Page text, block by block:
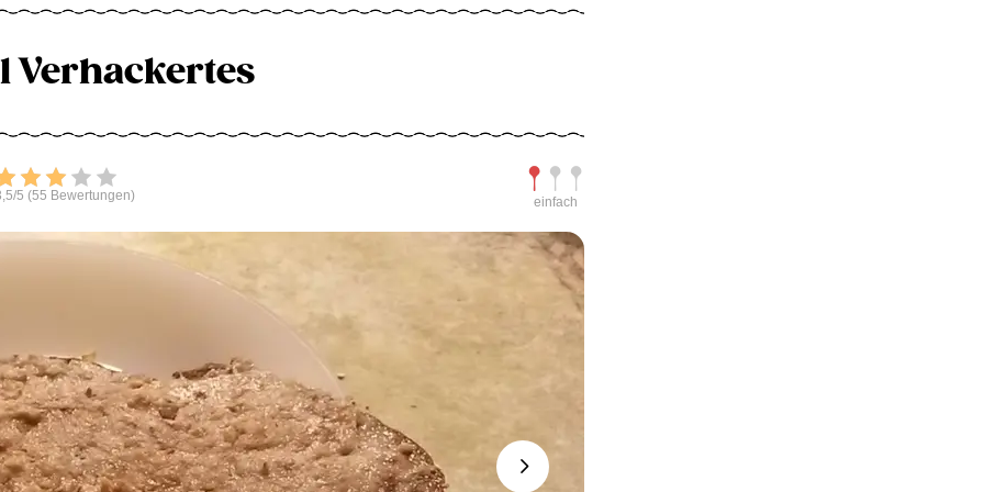
Verhackertes
Bewerten
5 (55 Bewertungen)
Schwierigkeit
einfach
Next